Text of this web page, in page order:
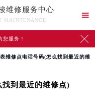
维修服务中心
MAINTENANCE

服务！ 
维修点电话号码(怎么找到最近的维
到最近的维修点)